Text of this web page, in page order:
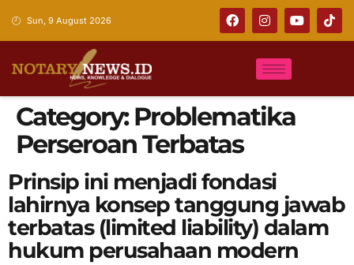
Sun, 9 August 2026
Category:Problematika
Perseroan Terbatas
Prinsip ini menjadi fondasi
lahirnya konsep tanggung jawab
terbatas (limited liability) dalam
hukum perusahaan modern